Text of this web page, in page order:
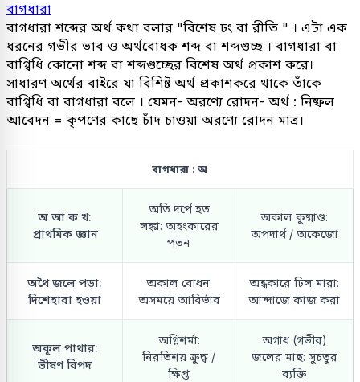
বাগধারা
বাগধারা শব্দের অর্থ কথা বলার "বিশেষ ঢং বা রীতি " । এটা এক
ধরনের গভীর ভাব ও অর্থবোধক শব্দ বা শব্দগুচ্ছ । বাগধারা বা
বাগ্বিধি কোনো শব্দ বা শব্দগুচ্ছের বিশেষ অর্থ প্রকাশ করে।
সাধারণ অর্থের বাইরে যা বিশিষ্ট অর্থ প্রকাশকরে থাকে তাঁকে
বাগ্বিধি বা বাগধারা বলে । যেমন- অরণ্যে রোদন- অর্থ : নিষ্ফল
আবেদন = কৃপণের কাছে চাঁদ চাওয়া অরণ্যে রোদন মাত্র।
বাগধারা : অ
অ আ ক খ:
প্রাথমিক জ্ঞান
অতি দর্পে হত
লঙ্কা: অহংকারের
পতন
অকাল কুষ্মাণ্ড:
অপদার্থ / অকেজো
অথৈ জলে পড়া:
দিশেহারা হওয়া
অকাল বোধন:
অসময়ে আবির্ভাব
অন্ধকারে ঢিল মারা:
আন্দাজে কাজ করা
অকূল পাথার:
ভীষণ বিপদ
অগ্নিশর্মা:
নিরতিশয় ক্রুদ্ধ /
ক্ষিপ্ত
অগাধ (গভীর)
জলের মাছ: সুচতুর
ব্যক্তি